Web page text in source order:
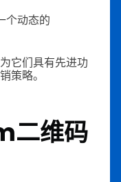
个动态的
它们具有先进功
策略。
维码